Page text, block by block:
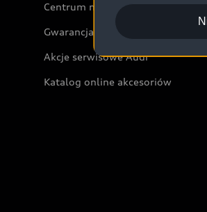
Centrum napraw powypadkowych
Gwarancja
Akcje serwisowe Audi
Katalog online akcesoriów